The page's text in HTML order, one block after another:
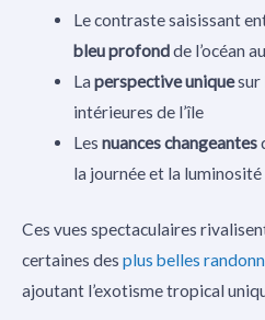
Le contraste saisissant
bleu profondde l’océan
La perspective uniquesur
intérieures de l’île
Les nuances changeantes
la journée et la luminosité
Ces vues spectaculaires
certaines des plus belles
ajoutant l’exotisme tropical